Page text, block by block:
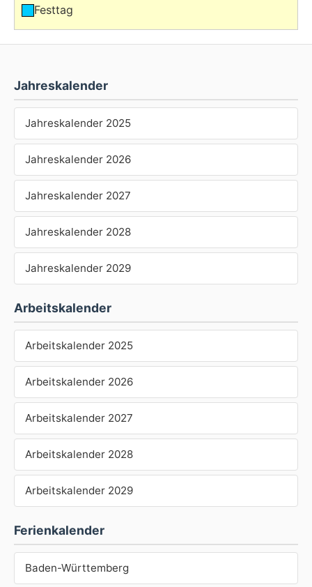
Jahreskalender
Jahreskalender 2025
Jahreskalender 2026
Jahreskalender 2027
Jahreskalender 2028
Jahreskalender 2029
Arbeitskalender
Arbeitskalender 2025
Arbeitskalender 2026
Arbeitskalender 2027
Arbeitskalender 2028
Arbeitskalender 2029
Ferienkalender
Baden-Württemberg
Festtag